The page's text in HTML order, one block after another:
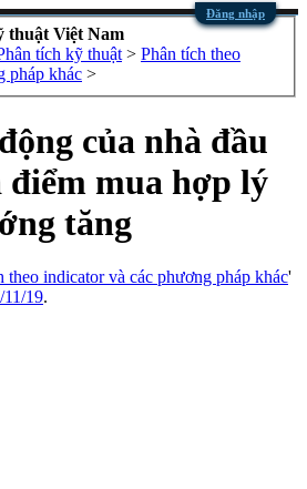
Đăng nhập
thuật Việt Nam
tích kỹ thuật > Phân tích theo
pháp khác >
của nhà đầu
điểm mua hợp lý
tăng
theo indicator và các phương pháp khác'
11/19.